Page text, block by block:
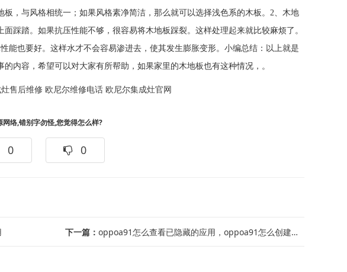
，与风格相统一；如果风格素净简洁，那么就可以选择浅色系的木板。2、木地
踩踏。如果抗压性能不够，很容易将木地板踩裂。这样处理起来就比较麻烦了。
能也要好。这样水才不会容易渗进去，使其发生膨胀变形。小编总结：以上就是
内容，希望可以对大家有所帮助，如果家里的木地板也有这种情况，。
售后维修 欧尼尔维修电话 欧尼尔集成灶官网
网络,错别字勿怪,您觉得怎么样?
0 0
下一篇： oppoa91怎么查看已隐藏的应用，oppoa91怎么创建应用快捷方式